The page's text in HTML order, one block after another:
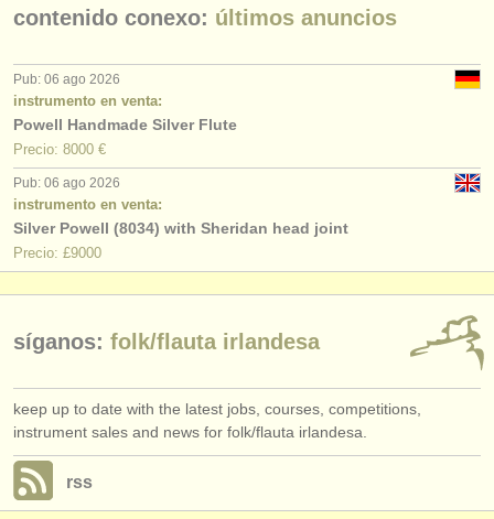
anúnciese con nosotros
find out about ourATS
ATSfaq
iniciar sesión
contenido conexo: últimos anuncios
Pub: 06 ago 2026
instrumento en venta:
Powell Handmade Silver Flute
Precio: 8000 €
Pub: 06 ago 2026
instrumento en venta:
Silver Powell (8034) with Sheridan head joint
Precio: £9000
síganos: folk/flauta irlandesa
keep up to date with the latest jobs, courses, competitions,
instrument sales and news for folk/flauta irlandesa.
rss